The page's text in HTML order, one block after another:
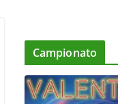
Campionato